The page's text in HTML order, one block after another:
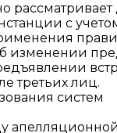
рассматривает
с
изменении
третьих лиц.
систем